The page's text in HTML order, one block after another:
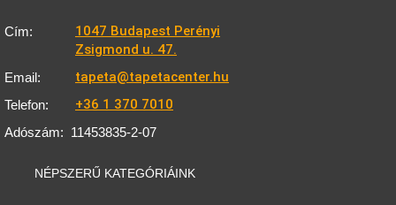
Cím:
1047 Budapest Perényi
Zsigmond u. 47.
Email: tapeta@tapetacenter.hu
Telefon: +36 1 370 7010
Adószám: 11453835-2-07
NÉPSZERŰ KATEGÓRIÁINK